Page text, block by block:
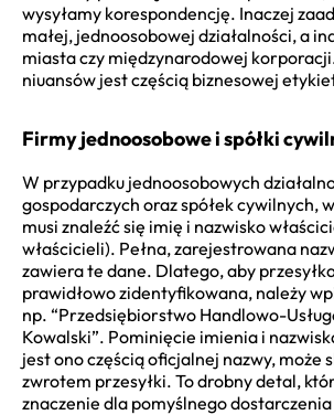
wysyłamy korespondencję. Inaczej
małej, jednoosobowej działalności, a
miasta czy międzynarodowej
niuansów jest częścią biznesowej
Firmy jednoosobowe i spółki
W przypadku jednoosobowych
gospodarczych oraz spółek cywilnych,
musi znaleźć się imię i nazwisko
właścicieli). Pełna, zarejestrowana
zawiera te dane. Dlatego, aby
prawidłowo zidentyfikowana, należy
np. “Przedsiębiorstwo Handlowo-
Kowalski”. Pominięcie imienia i
jest ono częścią oficjalnej nazwy, może
zwrotem przesyłki. To drobny detal,
znaczenie dla pomyślnego